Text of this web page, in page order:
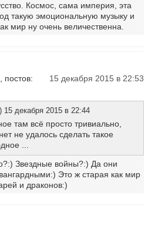
Космос, сама империя, эта
такую эмоциональную музыку и
мир ну очень величественна.
постов:
15 декабря 2015 в 22:53
15 декабря 2015 в 22:44
там всё просто тривиально,
не удалось сделать такое
...
Звездные войны?:) Да они
Это ж старая как мир
и драконов:)